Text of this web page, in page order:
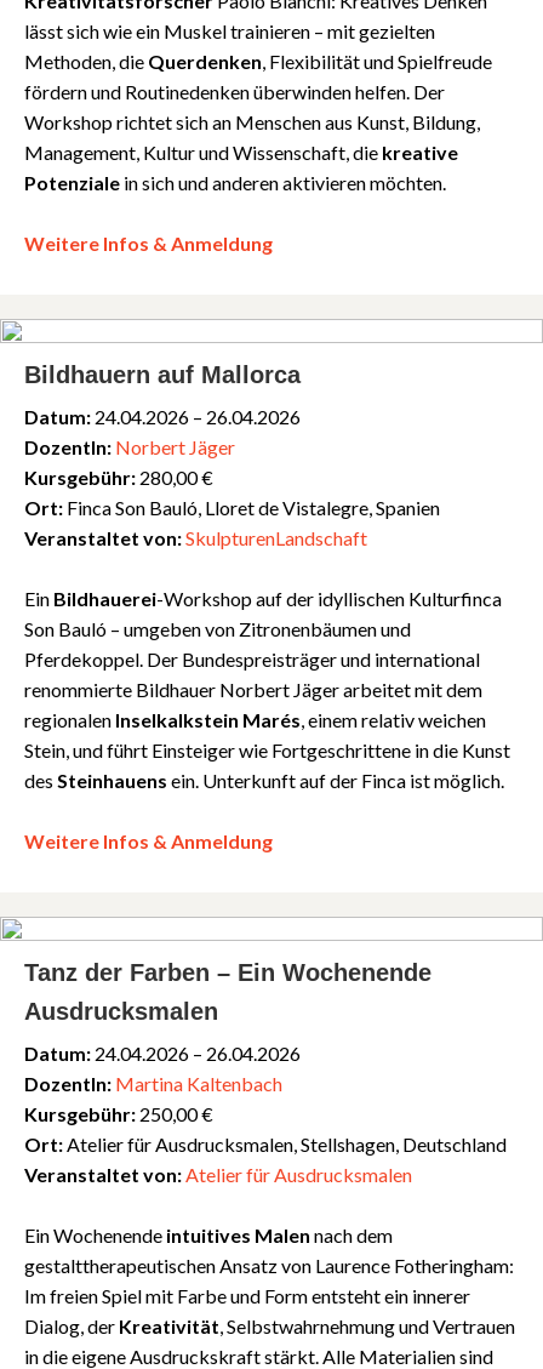
lässt sich wie ein Muskel trainieren – mit gezielten
Methoden, die Querdenken, Flexibilität und Spielfreude
fördern und Routinedenken überwinden helfen. Der
Workshop richtet sich an Menschen aus Kunst, Bildung,
Management, Kultur und Wissenschaft, die kreative
Potenziale in sich und anderen aktivieren möchten.
Weitere Infos & Anmeldung
Bildhauern auf Mallorca
Datum: 24.04.2026 – 26.04.2026
DozentIn: Norbert Jäger
Kursgebühr: 280,00 €
Ort: Finca Son Bauló, Lloret de Vistalegre, Spanien
Veranstaltet von:SkulpturenLandschaft
Ein Bildhauerei-Workshop auf der idyllischen Kulturfinca
Son Bauló – umgeben von Zitronenbäumen und
Pferdekoppel. Der Bundespreisträger und international
renommierte Bildhauer Norbert Jäger arbeitet mit dem
regionalen Inselkalkstein Marés, einem relativ weichen
Stein, und führt Einsteiger wie Fortgeschrittene in die Kunst
des Steinhauens ein. Unterkunft auf der Finca ist möglich.
Weitere Infos & Anmeldung
Tanz der Farben – Ein Wochenende
Ausdrucksmalen
Datum: 24.04.2026 – 26.04.2026
DozentIn: Martina Kaltenbach
Kursgebühr: 250,00 €
Ort:Atelier für Ausdrucksmalen, Stellshagen, Deutschland
Veranstaltet von:Atelier für Ausdrucksmalen
Ein Wochenende intuitives Malen nach dem
gestalttherapeutischen Ansatz von Laurence Fotheringham:
Im freien Spiel mit Farbe und Form entsteht ein innerer
Dialog, der Kreativität, Selbstwahrnehmung und Vertrauen
in die eigene Ausdruckskraft stärkt. Alle Materialien sind